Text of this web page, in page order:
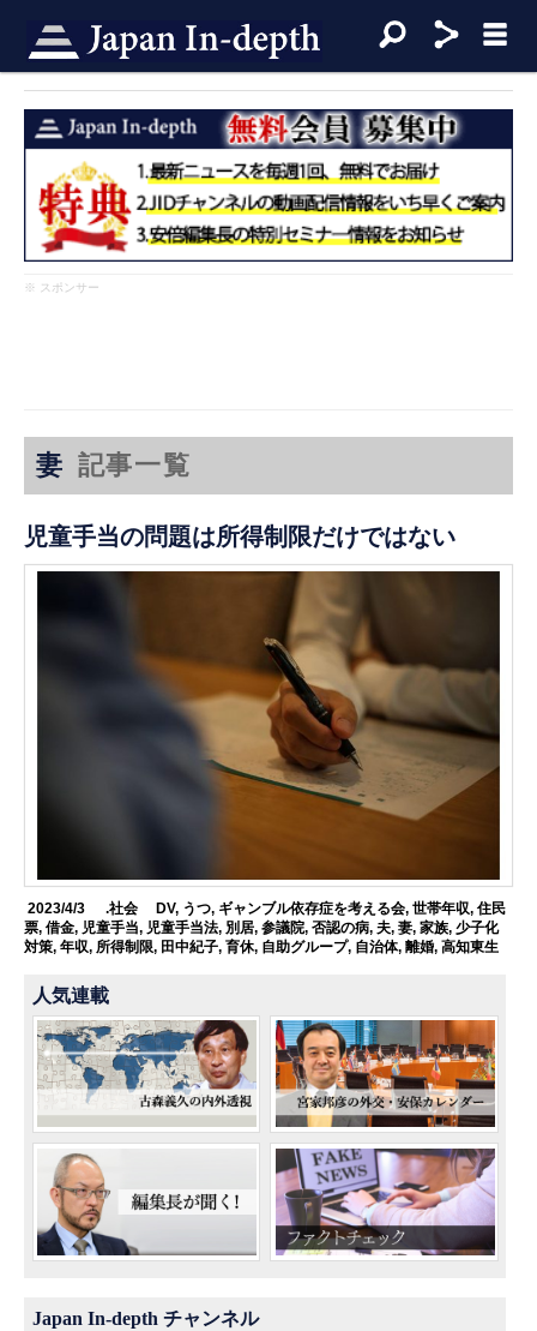
※ スポンサー
妻 記事一覧
児童手当の問題は所得制限だけではない
2023/4/3 .社会 DV, うつ, ギャンブル依存症を考える会, 世帯年収, 住民
票,借金, 児童手当, 児童手当法, 別居,参議院,否認の病,夫,妻,家族,少子化
対策,年収, 所得制限, 田中紀子,育休, 自助グループ, 自治体,離婚,高知東生
人気連載
Japan In-depth チャンネル